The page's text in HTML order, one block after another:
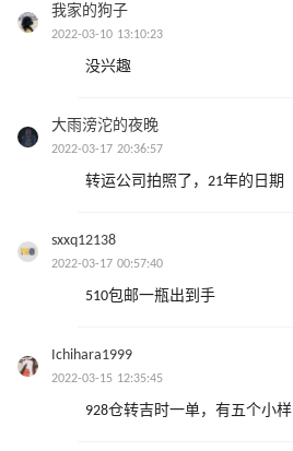
我家的狗子
2022-03-10 13:10:23
没兴趣
大雨滂沱的夜晚
2022-03-17 20:36:57
转运公司拍照了，21年的日期
sxxq12138
2022-03-17 00:57:40
510包邮一瓶出到手
Ichihara1999
2022-03-15 12:35:45
928仓转吉时一单，有五个小样